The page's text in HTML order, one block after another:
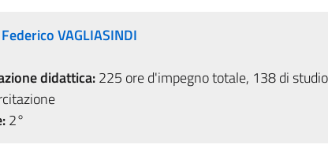
Federico VAGLIASINDI
didattica:225 ore d'impegno totale, 138 di
2°